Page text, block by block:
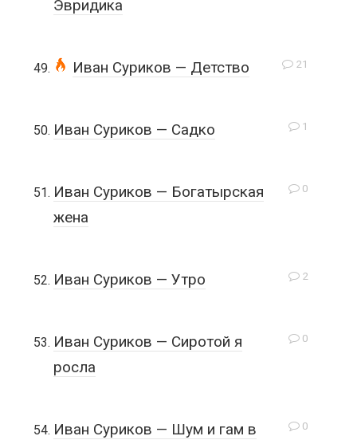
Эвридика
21
Иван Суриков — Детство
1
Иван Суриков — Садко
0
Иван Суриков — Богатырская
жена
2
Иван Суриков — Утро
0
Иван Суриков — Сиротой я
росла
0
Иван Суриков — Шум и гам в